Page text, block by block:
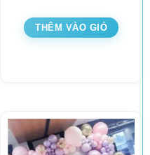
THÊM VÀO GIỎ